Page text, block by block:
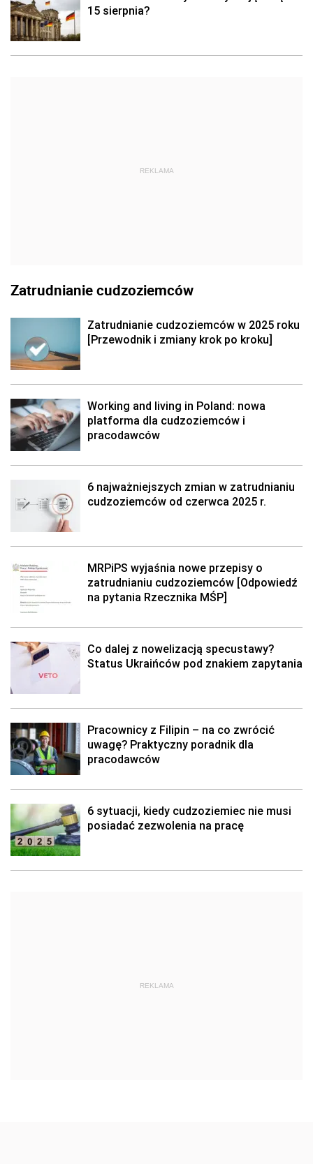
15 sierpnia?
REKLAMA
Zatrudnianie cudzoziemców
Zatrudnianie cudzoziemców w 2025 roku
[Przewodnik i zmiany krok po kroku]
Working and living in Poland: nowa
platforma dla cudzoziemców i
pracodawców
6 najważniejszych zmian w zatrudnianiu
cudzoziemców od czerwca 2025 r.
MRPiPS wyjaśnia nowe przepisy o
zatrudnianiu cudzoziemców [Odpowiedź
na pytania Rzecznika MŚP]
Co dalej z nowelizacją specustawy?
Status Ukraińców pod znakiem zapytania
Pracownicy z Filipin – na co zwrócić
uwagę? Praktyczny poradnik dla
pracodawców
6 sytuacji, kiedy cudzoziemiec nie musi
posiadać zezwolenia na pracę
REKLAMA